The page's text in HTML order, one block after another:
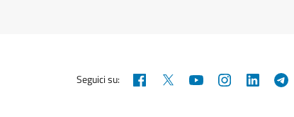
Seguici su: Facebook YouTubeInstagram